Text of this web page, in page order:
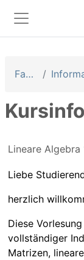
Website-
Fakultäten
Lineare Algebra
Liebe
herzlich
Diese
vollständiger
Matrizen,